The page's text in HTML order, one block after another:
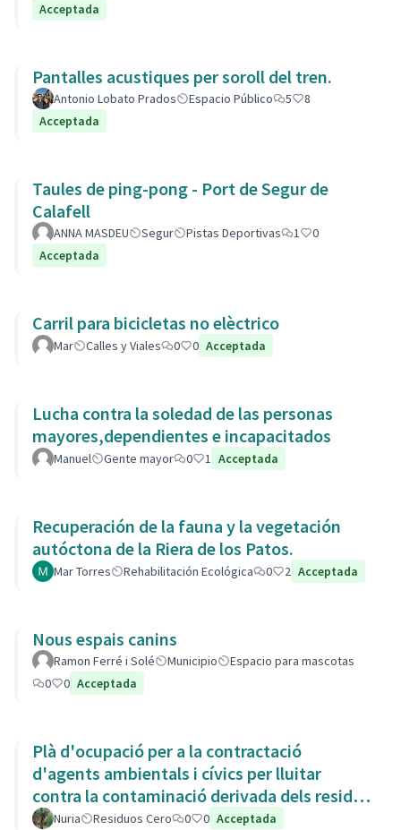
Acceptada
Pantalles acustiques per soroll del tren.
Antonio Lobato Prados Espacio Público 5
8
Acceptada
Taules de ping-pong - Port de Segur de
Calafell
ANNA MASDEU Segur Pistas Deportivas 1
0
Acceptada
Carril para bicicletas no elèctrico
Mar Calles y Viales 0 0 Acceptada
Lucha contra la soledad de las personas
mayores,dependientes e incapacitados
Manuel Gente mayor 0 1 Acceptada
Recuperación de la fauna y la vegetación
autóctona de la Riera de los Patos.
Mar Torres Rehabilitación Ecológica 0 2 Acceptada
Nous espais canins
Ramon Ferré i Solé Municipio
Espacio para mascotas
0
0 Acceptada
Plà d'ocupació per a la contractació
d'agents ambientals i cívics per lluitar
contra la contaminació derivada dels residus
de la Còvid-19
Nuria Residuos Cero 0 0 Acceptada